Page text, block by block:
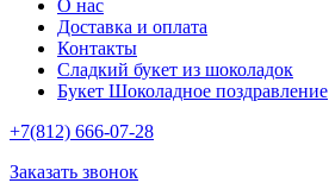
О нас
Доставка и оплата
Контакты
Сладкий букет из шоколадок
Букет Шоколадное поздравление
+7(812) 666-07-28
Заказать звонок